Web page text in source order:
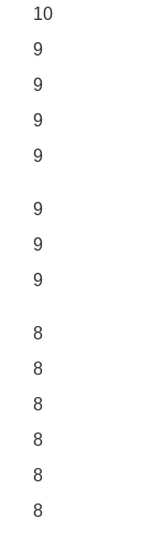
10
9
9
9
9
9
9
9
8
8
8
8
8
8